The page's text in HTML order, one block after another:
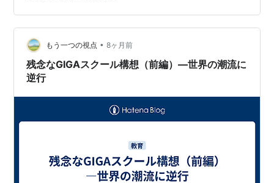
などの教育系国立大学の図書館には、過去数十年間にわ
たって蓄積された学術論文や実践研究論文、教科教育の
学会誌等が保管されている。これらは、大学研究者、現
場の教師、院生たちが、子どもの理解過程や教材分…
もう一つの視点 • 8ヶ月前
残念なGIGAスクール構想（前編）―世界の潮流に
逆行